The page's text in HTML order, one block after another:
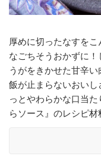
厚めに切ったなすを
なごちそうおかずに
うがをきかせた甘辛
飯が止まらないおい
っとやわらかな口当
らソース』のレシピ材